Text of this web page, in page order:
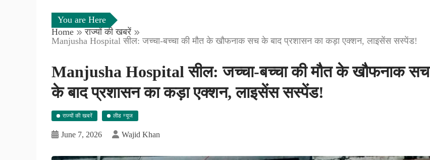
You are Here
Home
राज्यों की खबरें
Manjusha Hospital सील: जच्चा-बच्चा की मौत के खौफनाक सच के बाद प्रशासन का कड़ा एक्शन, लाइसेंस सस्पेंड!
Manjusha Hospital सील: जच्चा-बच्चा की मौत के खौफनाक सच
के बाद प्रशासन का कड़ा एक्शन, लाइसेंस सस्पेंड!
राज्यों की खबरें लीड न्यूज
June 7, 2026 Wajid Khan